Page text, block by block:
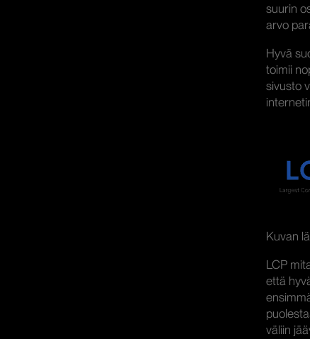
suurin
arvo
Hyvä
toimii
sivusto
Kuvan
LCP
että
väliin